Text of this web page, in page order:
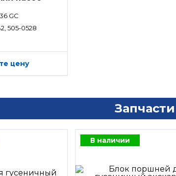
GC
505-0528
цену
Запчасти
В наличии